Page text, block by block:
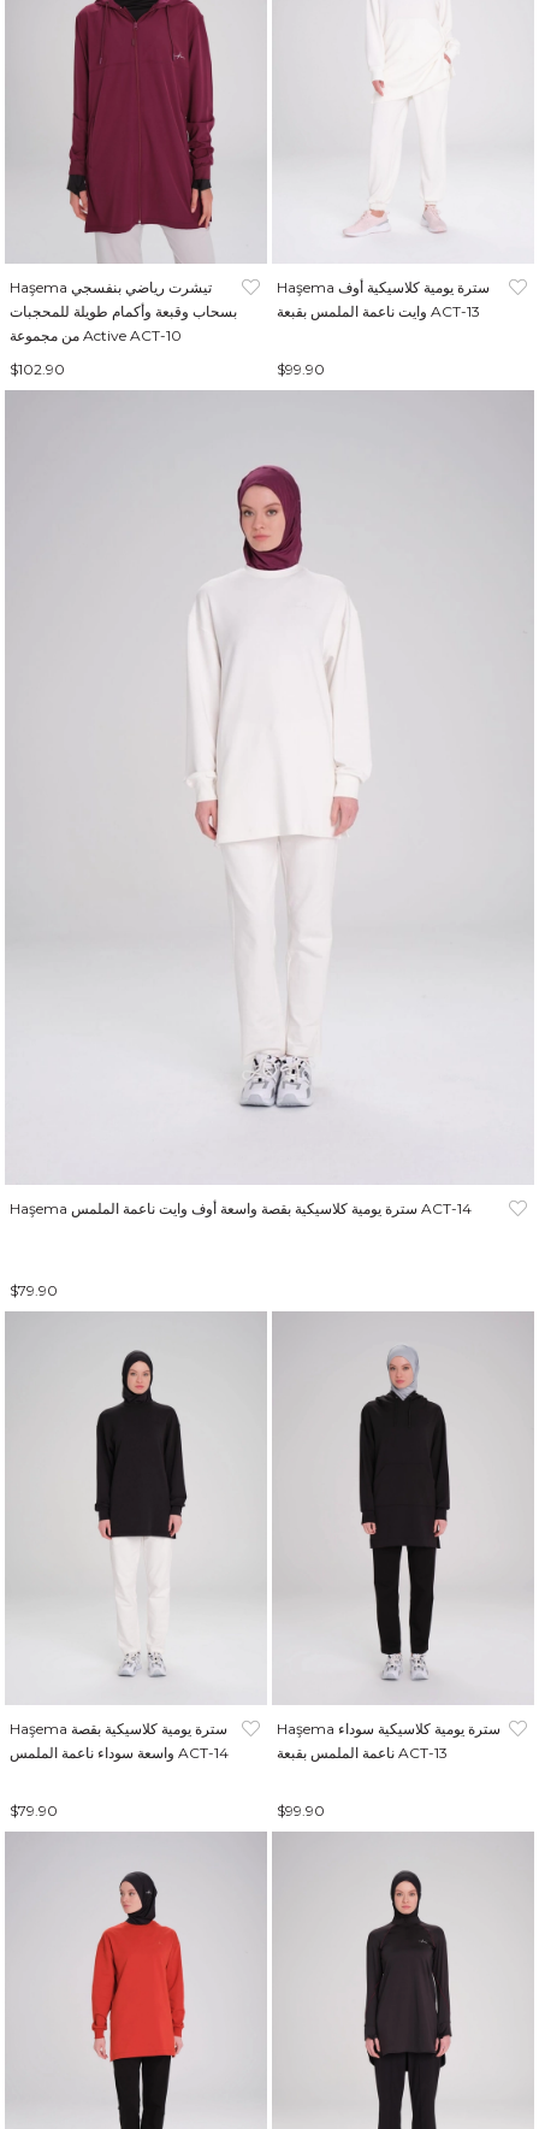
Haşema تيشرت رياضي بنفسجي
بسحاب وقبعة وأكمام طويلة للمحجبات
من مجموعة Active ACT-10
$102.90
Haşema سترة يومية كلاسيكية أوف
وايت ناعمة الملمس بقبعة ACT-13
$99.90
Haşema سترة يومية كلاسيكية بقصة واسعة أوف وايت ناعمة الملمس ACT-14
$79.90
Haşema سترة يومية كلاسيكية بقصة
واسعة سوداء ناعمة الملمس ACT-14
$79.90
Haşema سترة يومية كلاسيكية سوداء
ناعمة الملمس بقبعة ACT-13
$99.90